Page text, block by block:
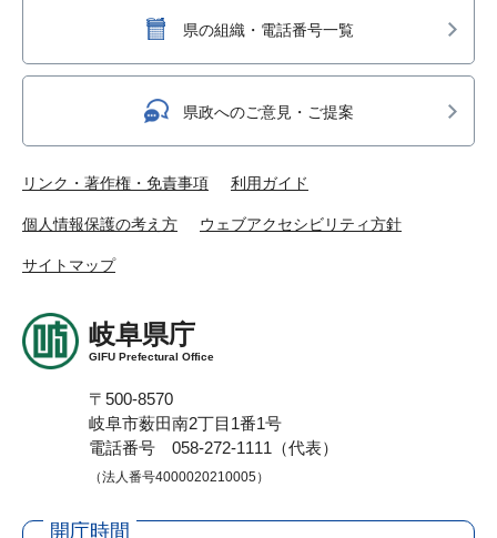
県の組織・電話番号一覧
県政へのご意見・ご提案
リンク・著作権・免責事項 利用ガイド
個人情報保護の考え方 ウェブアクセシビリティ方針
サイトマップ
岐阜県庁
GIFU Prefectural Office
〒500-8570
岐阜市薮田南2丁目1番1号
電話番号 058-272-1111（代表）
（法人番号4000020210005）
開庁時間